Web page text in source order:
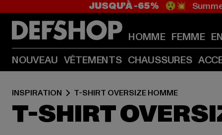
JUSQU’À -65% 😲💥
HOMME FEMME
NOUVEAU VÊTEMENTS CHAUSSURES
INSPIRATION T-SHIRT OVERSIZE HOMME
T-SHIRT